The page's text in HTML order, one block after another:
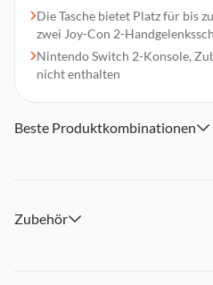
Die Tasche bietet Platz für bis
zwei Joy-Con 2-
Nintendo Switch 2-Konsole,
nicht enthalten
Beste Produktkombinationen
Zubehör